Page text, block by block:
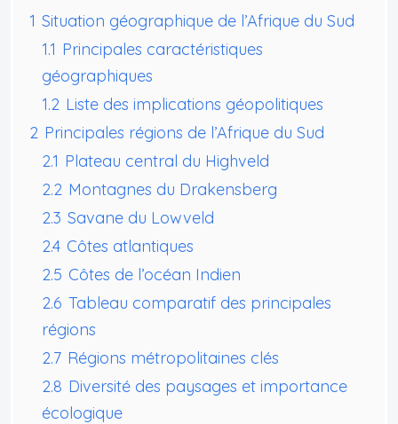
1 Situation géographique de l’Afrique du Sud
1.1 Principales caractéristiques
géographiques
1.2 Liste des implications géopolitiques
2 Principales régions de l’Afrique du Sud
2.1 Plateau central du Highveld
2.2 Montagnes du Drakensberg
2.3 Savane du Lowveld
2.4 Côtes atlantiques
2.5 Côtes de l’océan Indien
2.6 Tableau comparatif des principales
régions
2.7 Régions métropolitaines clés
2.8 Diversité des paysages et importance
écologique